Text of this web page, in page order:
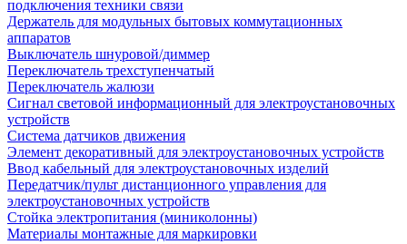
подключения техники связи
Держатель для модульных бытовых коммутационных
аппаратов
Выключатель шнуровой/диммер
Переключатель трехступенчатый
Переключатель жалюзи
Сигнал световой информационный для электроустановочных
устройств
Система датчиков движения
Элемент декоративный для электроустановочных устройств
Ввод кабельный для электроустановочных изделий
Передатчик/пульт дистанционного управления для
электроустановочных устройств
Стойка электропитания (миниколонны)
Материалы монтажные для маркировки